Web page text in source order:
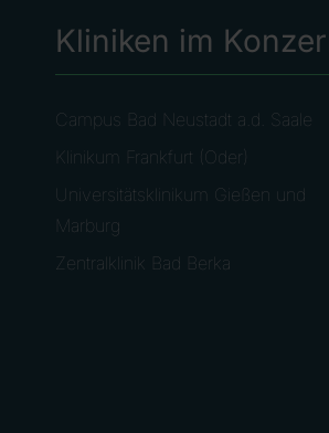
Kliniken im
Campus Bad Neustadt a.d. Saale
Klinikum Frankfurt (Oder)
Universitätsklinikum Gießen und
Marburg
Zentralklinik Bad Berka